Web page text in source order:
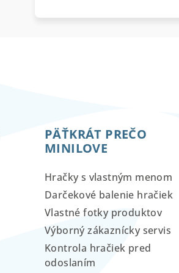
PÄŤKRÁT PREČO
MINILOVE
Hračky s vlastným menom
Darčekové balenie hračiek
Vlastné fotky produktov
Výborný zákaznícky servis
Kontrola hračiek pred
odoslaním